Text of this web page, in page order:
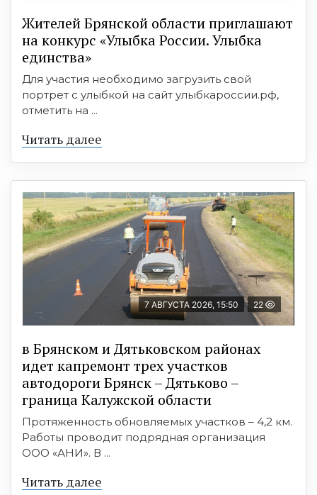
Жителей Брянской области приглашают
на конкурс «Улыбка России. Улыбка
единства»
Для участия необходимо загрузить свой
портрет с улыбкой на сайт улыбкароссии.рф,
отметить на ...
Читать далее
7 АВГУСТА 2026, 15:50 22
в Брянском и Дятьковском районах
идет капремонт трех участков
автодороги Брянск – Дятьково –
граница Калужской области
Протяженность обновляемых участков – 4,2 км.
Работы проводит подрядная организация
ООО «АНИ». В ...
Читать далее